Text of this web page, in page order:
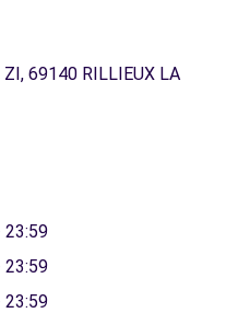
ZI, 69140 RILLIEUX LA
23:59
23:59
23:59